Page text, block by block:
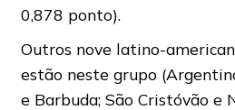
0,878 ponto).
Outros nove latino-
estão neste grupo
e Barbuda; São Cristóvão e